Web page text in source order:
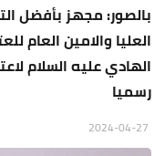
بالصور: مجهز بأفضل
العليا والامين العام
الهادي عليه السلام
رسميا